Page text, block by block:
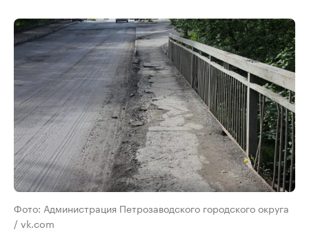
Фото: Администрация Петрозаводского городского округа
/ vk.com